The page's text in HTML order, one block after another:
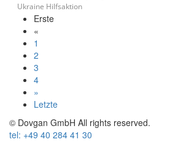
Ukraine Hilfsaktion
Erste
«
1
2
3
4
»
Letzte
© Dovgan GmbH All rights reserved.
tel: +49 40 284 41 30